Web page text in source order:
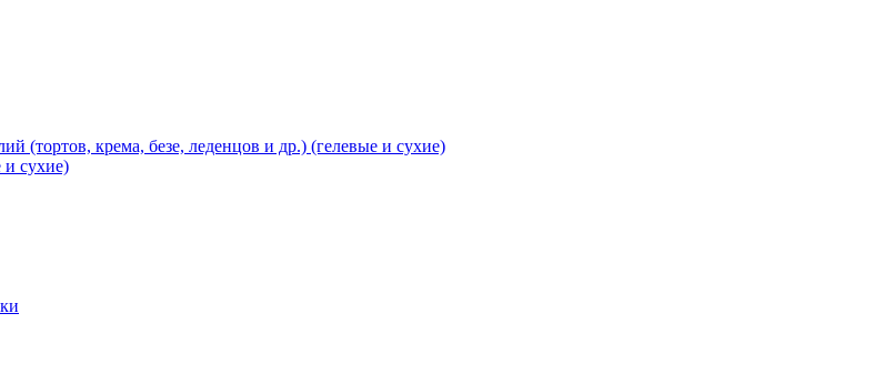
(тортов, крема, безе, леденцов и др.) (гелевые и сухие)
сухие)